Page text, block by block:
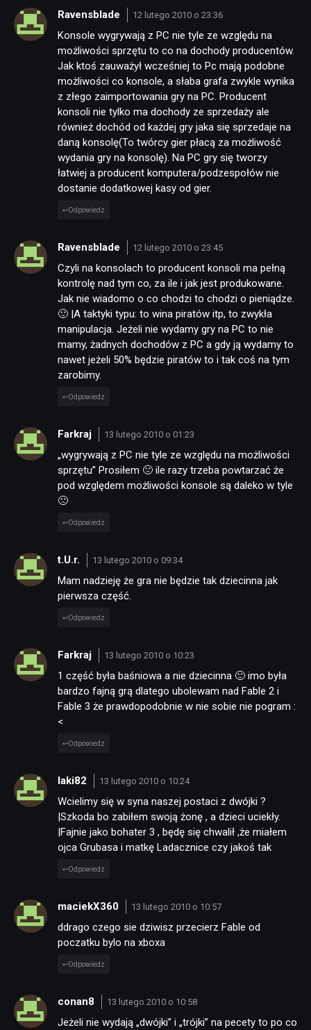
Ravensblade 12 lutego 2010 o 23:36
Konsole wygrywają z PC nie tyle ze względu na
możliwości sprzętu to co na dochody producentów.
Jak ktoś zauważył wcześniej to Pc mają podobne
możliwości co konsole, a słaba grafa zwykle wynika
z złego zaimportowania gry na PC. Producent
konsoli nie tylko ma dochody ze sprzedaży ale
również dochód od każdej gry jaka się sprzedaje na
daną konsolę(To twórcy gier płacą za możliwość
wydania gry na konsolę). Na PC gry się tworzy
łatwiej a producent komputera/podzespołów nie
dostanie dodatkowej kasy od gier.
Odpowiedz
Ravensblade 12 lutego 2010 o 23:45
Czyli na konsolach to producent konsoli ma pełną
kontrolę nad tym co, za ile i jak jest produkowane.
Jak nie wiadomo o co chodzi to chodzi o pieniądze.
🙂 |A taktyki typu: to wina piratów itp, to zwykła
manipulacja. Jeżeli nie wydamy gry na PC to nie
mamy, żadnych dochodów z PC a gdy ją wydamy to
nawet jeżeli 50% będzie piratów to i tak coś na tym
zarobimy.
Odpowiedz
Farkraj 13 lutego 2010 o 01:23
„wygrywają z PC nie tyle ze względu na możliwości
sprzętu” Prosiłem 🙁 ile razy trzeba powtarzać że
pod względem możliwości konsole są daleko w tyle
🙁
Odpowiedz
t.U.r. 13 lutego 2010 o 09:34
Mam nadzieję że gra nie będzie tak dziecinna jak
pierwsza część.
Odpowiedz
Farkraj 13 lutego 2010 o 10:23
1 część była baśniowa a nie dziecinna 🙂 imo była
bardzo fajną grą dlatego ubolewam nad Fable 2 i
Fable 3 że prawdopodobnie w nie sobie nie pogram :
<
Odpowiedz
laki82 13 lutego 2010 o 10:24
Wcielimy się w syna naszej postaci z dwójki ?
|Szkoda bo zabiłem swoją żonę , a dzieci uciekły.
|Fajnie jako bohater 3 , będę się chwalił ,że miałem
ojca Grubasa i matkę Ladacznice czy jakoś tak
Odpowiedz
maciekX360 13 lutego 2010 o 10:57
ddrago czego sie dziwisz przecierz Fable od
poczatku bylo na xboxa
Odpowiedz
conan8 13 lutego 2010 o 10:58
Jeżeli nie wydają „dwójki” i „trójki” na pecety to po co